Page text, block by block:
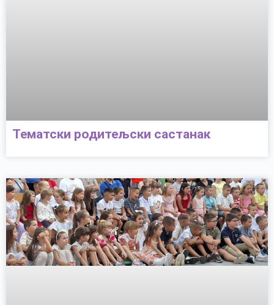
Тематски родитељски састанак